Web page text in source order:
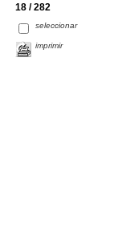
18 / 282
seleccionar
imprimir